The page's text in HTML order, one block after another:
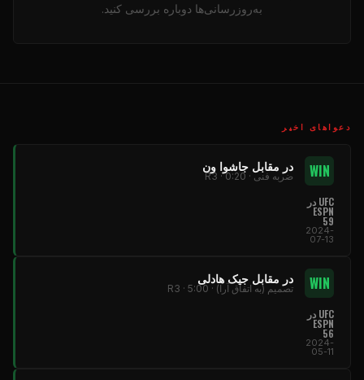
به‌روزرسانی‌ها دوباره بررسی کنید.
دعواهای اخیر
WIN در مقابل جاشوا ون
ضربه فنی · R3 · 0:20
UFC در
ESPN
59
2024-
07-13
WIN در مقابل جیک هادلی
تصمیم (به اتفاق آرا) · R3 · 5:00
UFC در
ESPN
56
2024-
05-11